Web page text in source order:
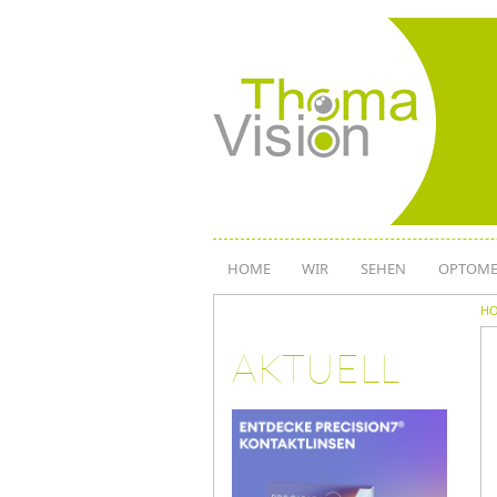
HOME WIR SEHEN
AKTUELL